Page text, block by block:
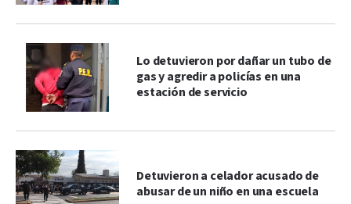
Lo detuvieron por dañar un tubo de
gas y agredir a policías en una
estación de servicio
Detuvieron a celador acusado de
abusar de un niño en una escuela